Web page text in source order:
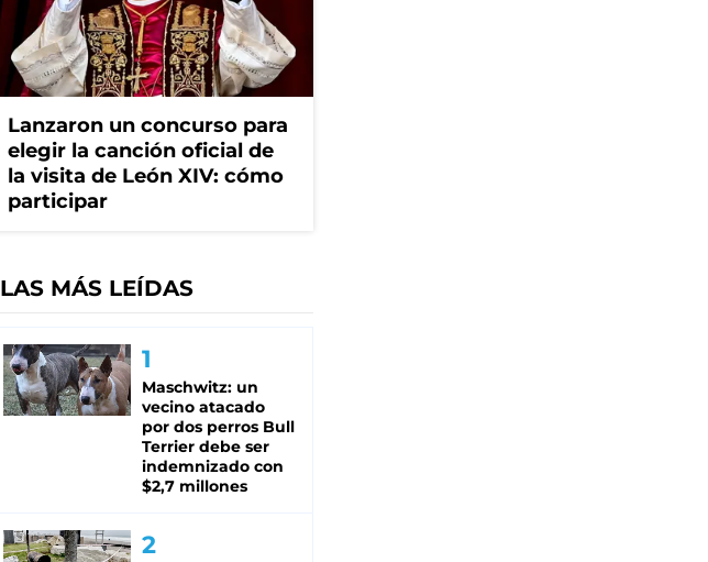
Lanzaron un concurso para
elegir la canción oficial de
la visita de León XIV: cómo
participar
LAS MÁS LEÍDAS
Maschwitz: un
vecino atacado
por dos perros Bull
Terrier debe ser
indemnizado con
$2,7 millones